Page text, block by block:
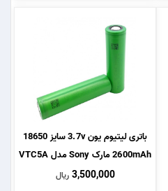
باتری لیتیوم یون 3.7v سایز 18650
2600mAh مارک Sony مدل VTC5A
3,500,000 ریال